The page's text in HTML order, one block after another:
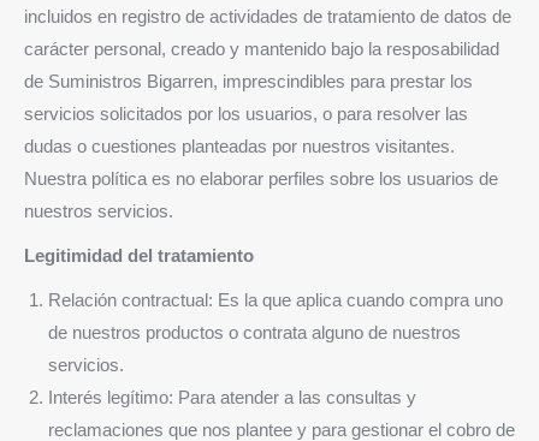
incluidos en registro de actividades de tratamiento de datos de
carácter personal, creado y mantenido bajo la resposabilidad
de Suministros Bigarren, imprescindibles para prestar los
servicios solicitados por los usuarios, o para resolver las
dudas o cuestiones planteadas por nuestros visitantes.
Nuestra política es no elaborar perfiles sobre los usuarios de
nuestros servicios.
Legitimidad del tratamiento
Relación contractual: Es la que aplica cuando compra uno
de nuestros productos o contrata alguno de nuestros
servicios.
Interés legítimo: Para atender a las consultas y
reclamaciones que nos plantee y para gestionar el cobro de